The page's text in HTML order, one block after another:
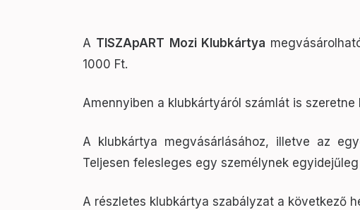
A TISZApART Mozi Klubkártya
1000 Ft.
Amennyiben a klubkártyáról számlát is
A klubkártya megvásárlásához, illetve az
Teljesen felesleges egy személynek
A részletes klubkártya szabályzat a következő